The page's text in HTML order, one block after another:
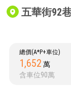
五華街92
總價(A*P+車位)
1,652 萬
含車位90萬